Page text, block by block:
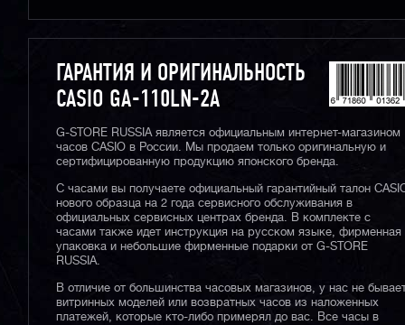
ГАРАНТИЯ И ОРИГИНАЛЬНОСТЬ
CASIO GA-110LN-2A
G-STORE RUSSIA является официальным интернет-магазином
часов CASIO в России. Мы продаем только оригинальную и
сертифицированную продукцию японского бренда.
С часами вы получаете официальный гарантийный талон
нового образца на 2 года сервисного обслуживания в
официальных сервисных центрах бренда. В комплекте с
часами также идет инструкция на русском языке, фирменная
упаковка и небольшие фирменные подарки от G-STORE
RUSSIA.
В отличие от большинства часовых магазинов, у нас не
витринных моделей или возвратных часов из наложенных
платежей, которые кто-либо примерял до вас. Все часы в